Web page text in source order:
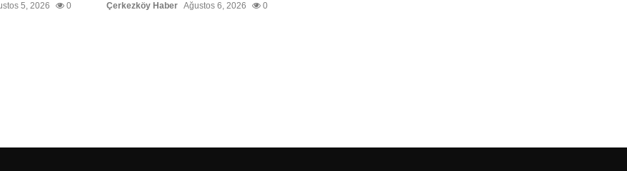
5, 2026 0 Çerkezköy Haber Ağustos 6, 2026 0